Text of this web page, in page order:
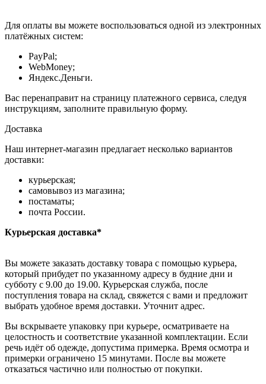
Для оплаты вы можете воспользоваться одной из электронных
платёжных систем:
PayPal;
WebMoney;
Яндекс.Деньги.
Вас перенаправит на страницу платежного сервиса, следуя
инструкциям, заполните правильную форму.
Доставка
Наш интернет-магазин предлагает несколько вариантов
доставки:
курьерская;
самовывоз из магазина;
постаматы;
почта России.
Курьерская доставка*
Вы можете заказать доставку товара с помощью курьера,
который прибудет по указанному адресу в будние дни и
субботу с 9.00 до 19.00. Курьерская служба, после
поступления товара на склад, свяжется с вами и предложит
выбрать удобное время доставки. Уточнит адрес.
Вы вскрываете упаковку при курьере, осматриваете на
целостность и соответствие указанной комплектации. Если
речь идёт об одежде, допустима примерка. Время осмотра и
примерки ограничено 15 минутами. После вы можете
отказаться частично или полностью от покупки.